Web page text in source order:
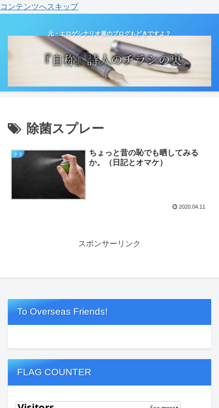
コンテンツへスキップ
元・エロゲシナリオ屋のブログもどきですよ？
除菌スプレー
ネタ
ちょっと昔の恥でも晒してみる
か。（日記とオマケ）
2020.04.11
スポンサーリンク
To Overseas Friends!
FLAG COUNTER